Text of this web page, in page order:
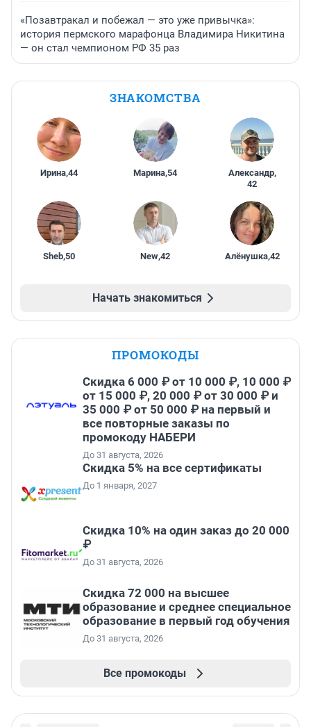
«Позавтракал и побежал — это уже привычка»:
история пермского марафонца Владимира Никитина
— он стал чемпионом РФ 35 раз
ЗНАКОМСТВА
Ирина,44 Марина,54 Александр,
42
Sheb,50 New,42 Алёнушка,42
Начать знакомиться
ПРОМОКОДЫ
Скидка 6 000 ₽ от 10 000 ₽, 10 000 ₽
от 15 000 ₽, 20 000 ₽ от 30 000 ₽ и
35 000 ₽ от 50 000 ₽ на первый и
все повторные заказы по
промокоду НАБЕРИ
До 31 августа, 2026
Скидка 5% на все сертификаты
До 1 января, 2027
Скидка 10% на один заказ до 20 000
₽
До 31 августа, 2026
Скидка 72 000 на высшее
образование и среднее специальное
образование в первый год обучения
До 31 августа, 2026
Все промокоды